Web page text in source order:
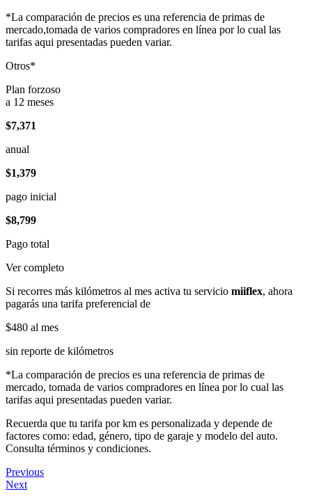
*La comparación de precios es una referencia de primas de
mercado,tomada de varios compradores en línea por lo cual las
tarifas aqui presentadas pueden variar.
Otros*
Plan forzoso
a 12 meses
$7,371
anual
$1,379
pago inicial
$8,799
Pago total
Ver completo
Si recorres más kilómetros al mes activa tu servicio miiflex, ahora
pagarás una tarifa preferencial de
$480 al mes
sin reporte de kilómetros
*La comparación de precios es una referencia de primas de
mercado, tomada de varios compradores en línea por lo cual las
tarifas aqui presentadas pueden variar.
Recuerda que tu tarifa por km es personalizada y depende de
factores como: edad, género, tipo de garaje y modelo del auto.
Consulta términos y condiciones.
Previous
Next